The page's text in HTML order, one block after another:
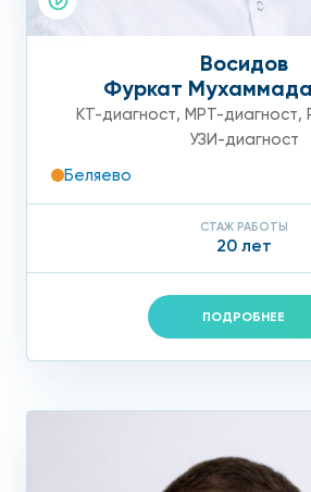
Восидов
Фуркат
КТ-диагност, МРТ-диагност,
УЗИ-диагност
Беляево
СТАЖ РАБОТЫ
20 лет
ПОДРОБНЕЕ